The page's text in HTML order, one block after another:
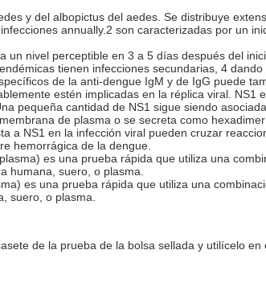
y del albopictus del aedes. Se distribuye
annually.2 son caracterizadas por un
nivel perceptible en 3 a 5 días después del
tienen infecciones secundarias, 4
de la anti-dengue IgM y de IgG puede
estén implicadas en la réplica viral.
pequeña cantidad de NS1 sigue siendo
de plasma o se secreta como
a NS1 en la infección viral pueden cruzar
hemorrágica de la dengue.
es una prueba rápida que utiliza una
humana, suero, o plasma.
es una prueba rápida que utiliza una
suero, o plasma.
de la prueba de la bolsa sellada y utilícelo en